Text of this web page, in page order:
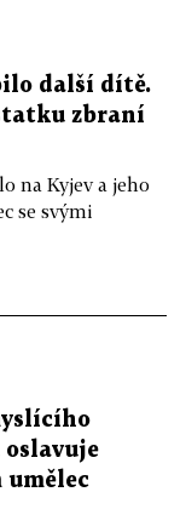
další dítě.
zbraní
na Kyjev a jeho
se svými
oslavuje
umělec